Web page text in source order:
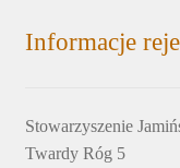
Informacje
Stowarzyszenie
Twardy Róg 5